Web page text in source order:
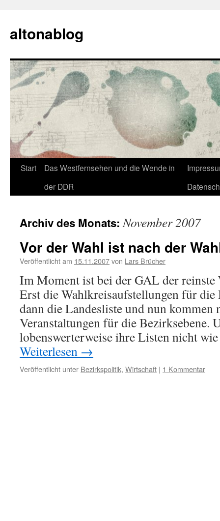
springen
altonablog
Start
Das Westfernsehen und die Wende in
der DDR
Archiv des Monats:November 2007
Vor der Wahl ist nach der
Veröffentlicht am 15.11.2007von Lars Brücher
Im Moment ist bei der GAL der reinste
Erst die Wahlkreisaufstellungen für die
dann die Landesliste und nun kommen
Veranstaltungen für die Bezirksebene.
lobenswerterweise ihre Listen nicht
Weiterlesen →
Veröffentlicht unter Bezirkspolitik, Wirtschaft | 1 Kommentar